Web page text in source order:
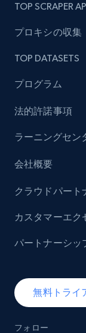
TOP SCRAPER
プロキシの収集
TOP DATASETS
プログラム
法的許諾事項
ラーニングセン
会社概要
無料トライ
フォロー
クラウドパート
カスタマーエク
パートナーシッ